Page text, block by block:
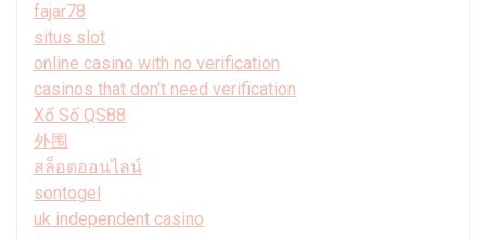
fajar78
situs slot
online casino with no verification
casinos that don't need verification
Xổ Số QS88
外围
สล็อตออนไลน์
sontogel
uk independent casino